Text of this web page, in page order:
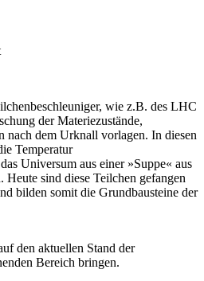
wie z.B. des LHC
der Materiezustände,
nach dem Urknall vorlagen. In diesen
Temperatur
Universum aus einer »Suppe« aus
Heute sind diese Teilchen gefangen
bilden somit die Grundbausteine der
den aktuellen Stand der
Bereich bringen.